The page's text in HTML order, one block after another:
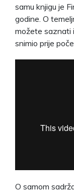
samu knjigu je
godine. O
možete saznati
snimio prije
O samom